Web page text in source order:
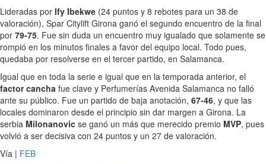
Lideradas por Ify Ibekwe (24 puntos y 8 rebotes para un 38 de
valoración), Spar Citylift Girona ganó el segundo encuentro de la final
por 79-75. Fue sin duda un encuentro muy igualado que solamente se
rompió en los minutos finales a favor del equipo local. Todo pues,
quedaba por resolverse en el tercer partido, en Salamanca.
Igual que en toda la serie e igual que en la temporada anterior, el
factor cancha fue clave y Perfumerías Avenida Salamanca no falló
ante su público. Fue un partido de baja anotación, 67-46, y que las
locales dominaron desde el principio sin dar margen a Girona. La
serbia Milonanovic se ganó un más que merecido premio MVP, pues
volvió a ser decisiva con 24 puntos y un 27 de valoración.
Vía | FEB